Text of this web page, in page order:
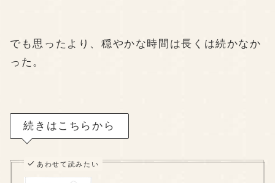
でも思ったより、穏やかな時間は長くは続かなか
った。
続きはこちらから
あわせて読みたい